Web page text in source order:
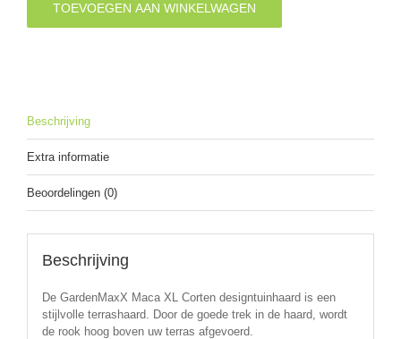
(120cm)
aantal
TOEVOEGEN AAN WINKELWAGEN
Beschrijving
Extra informatie
Beoordelingen (0)
Beschrijving
De GardenMaxX Maca XL Corten designtuinhaard is een
stijlvolle terrashaard. Door de goede trek in de haard, wordt
de rook hoog boven uw terras afgevoerd.